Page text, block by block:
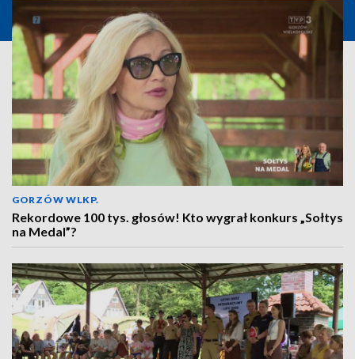
GORZÓW WLKP.
Rekordowe 100 tys. głosów! Kto wygrał konkurs „Sołtys
na Medal”?